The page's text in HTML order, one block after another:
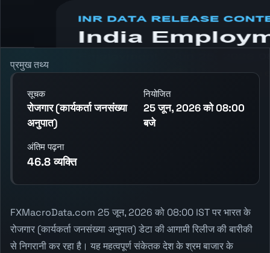
release context.
प्रमुख तथ्य
सूचक
रोजगार (कार्यकर्ता जनसंख्या
अनुपात)
नियोजित
25 जून, 2026 को 08:00
बजे
अंतिम पढ़ना
46.8 व्यक्ति
FXMacroData.com 25 जून, 2026 को 08:00 IST पर भारत के
रोजगार (कार्यकर्ता जनसंख्या अनुपात) डेटा की आगामी रिलीज की बारीकी
से निगरानी कर रहा है। यह महत्वपूर्ण संकेतक देश के श्रम बाजार के